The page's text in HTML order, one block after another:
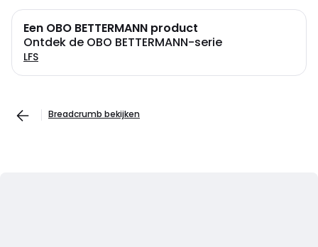
Een OBO BETTERMANN product
Ontdek de OBO BETTERMANN-serie
LFS
Breadcrumb bekijken